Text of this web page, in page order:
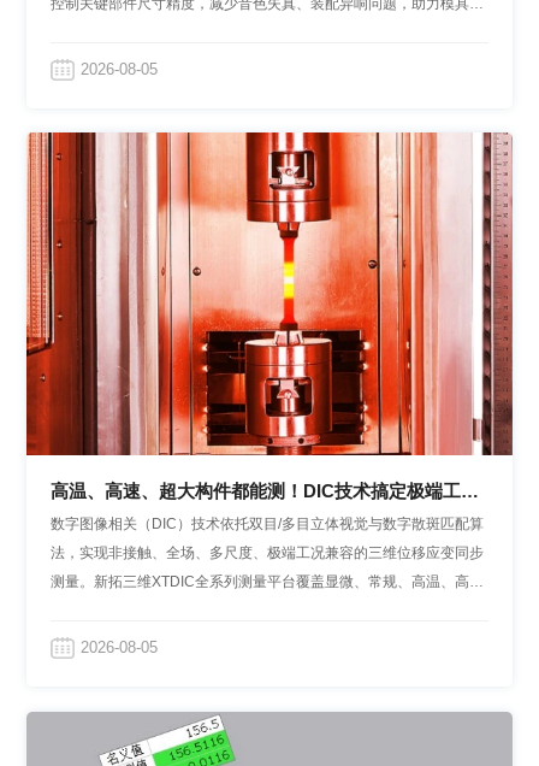
2026-08-05
高温、高速、超大构件都能测！DIC技术搞定极端工况
多尺度全场应变测量
数字图像相关（DIC）技术依托双目/多目立体视觉与数字散斑匹配算
法，实现非接触、全场、多尺度、极端工况兼容的三维位移应变同步
测量。新拓三维XTDIC全系列测量平台覆盖显微、常规、高温、高
备严苛力学试验需求。
2026-08-05